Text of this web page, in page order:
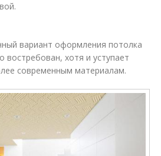
вариант оформления потолка
хотя и уступает
современным материалам.